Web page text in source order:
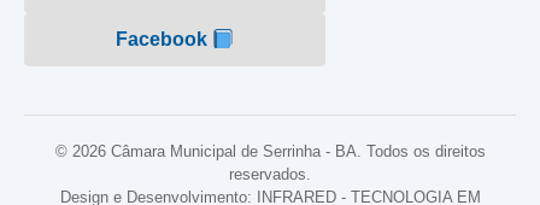
Facebook
© 2026 Câmara Municipal de Serrinha - BA. Todos os direitos
reservados.
Design e Desenvolvimento: INFRARED - TECNOLOGIA EM